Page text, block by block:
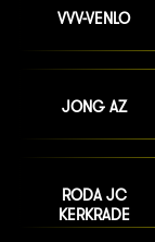
VVV-VENLO
JONG AZ
RODA JC
KERKRADE